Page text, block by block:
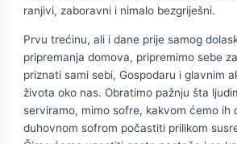
ranjivi, zaboravni i nimalo bezgriješni.
Prvu trećinu, ali i dane prije samog
pripremanja domova, pripremimo sebe
priznati sami sebi, Gospodaru i glavnim
života oko nas. Obratimo pažnju šta
serviramo, mimo sofre, kakvom ćemo ih
duhovnom sofrom počastiti prilikom